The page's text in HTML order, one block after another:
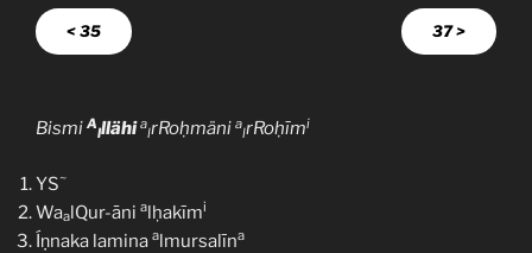
< 35 37 >
Bismi A
lllähi a
lrRoḥmäni a
lrRoḥīmi
YS~
WaalQur-āni alḥakīmi
Íṇnaka lamina almursalīna